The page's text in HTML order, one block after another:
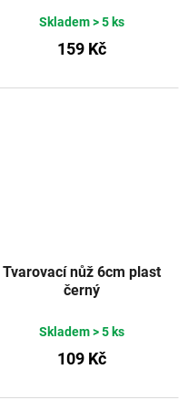
VICTORINOX
Skladem> 5 ks
159 Kč
Tvarovací nůž 6cm plast
černý
Skladem> 5 ks
109 Kč